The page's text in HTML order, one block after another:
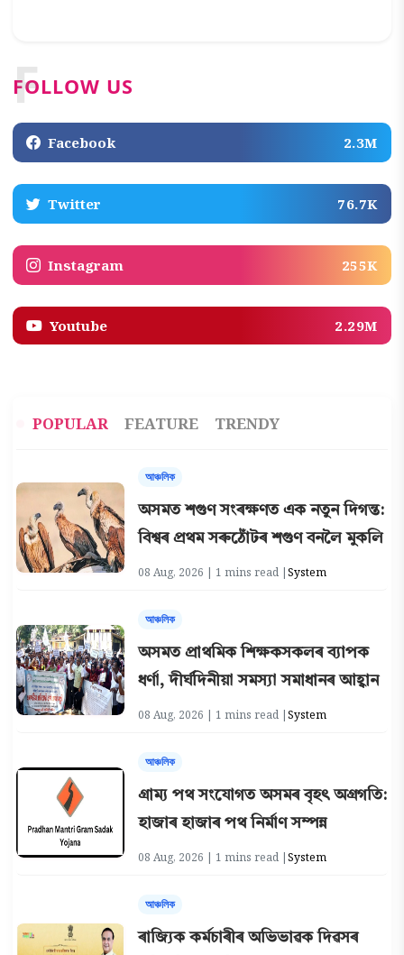
FOLLOW US
F
Facebook 2.3M
Twitter 76.7K
Instagram 255K
Youtube 2.29M
POPULAR FEATURE TRENDY
আঞ্চলিক
অসমত শগুণ সংৰক্ষণত এক নতুন দিগন্ত:
বিশ্বৰ প্ৰথম সৰুঠোঁটৰ শগুণ বনলৈ মুকলি
08 Aug, 2026 | 1 mins read |System
আঞ্চলিক
অসমত প্ৰাথমিক শিক্ষকসকলৰ ব্যাপক
ধৰ্ণা, দীৰ্ঘদিনীয়া সমস্যা সমাধানৰ আহ্বান
08 Aug, 2026 | 1 mins read |System
আঞ্চলিক
গ্ৰাম্য পথ সংযোগত অসমৰ বৃহৎ অগ্ৰগতি:
হাজাৰ হাজাৰ পথ নিৰ্মাণ সম্পন্ন
08 Aug, 2026 | 1 mins read |System
আঞ্চলিক
ৰাজ্যিক কৰ্মচাৰীৰ অভিভাৱক দিৱসৰ